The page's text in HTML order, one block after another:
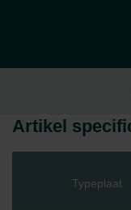
Artikel
Typeplaat